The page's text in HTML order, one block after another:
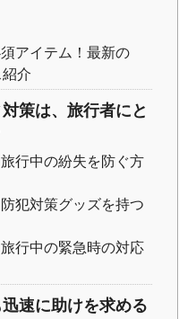
アイテム！最新の
介
策は、旅行者にと
行中の紛失を防ぐ方
犯対策グッズを持つ
行中の緊急時の対応
速に助けを求める